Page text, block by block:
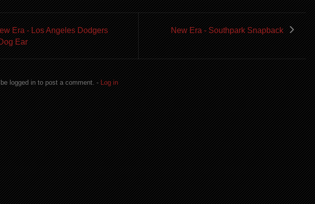
Era - Los Angeles Dodgers
Ear
New Era - Southpark Snapback
logged in to post a comment. -Log in